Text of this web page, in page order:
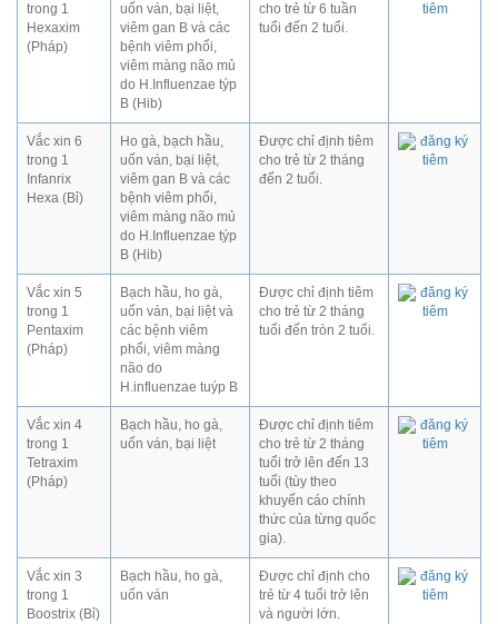
trong 1
Hexaxim
(Pháp)
uốn ván, bại liệt,
viêm gan B và các
bệnh viêm phổi,
viêm màng não mủ
do H.Influenzae týp
B (Hib)
cho trẻ từ 6 tuần
tuổi đến 2 tuổi.
Vắc xin 6
trong 1
Infanrix
Hexa (Bỉ)
Ho gà, bạch hầu,
uốn ván, bại liệt,
viêm gan B và các
bệnh viêm phổi,
viêm màng não mủ
do H.Influenzae týp
B (Hib)
Được chỉ định tiêm
cho trẻ từ 2 tháng
đến 2 tuổi.
Vắc xin 5
trong 1
Pentaxim
(Pháp)
Bạch hầu, ho gà,
uốn ván, bại liệt và
các bệnh viêm
phổi, viêm màng
não do
H.influenzae tuýp B
Được chỉ định tiêm
cho trẻ từ 2 tháng
tuổi đến tròn 2 tuổi.
Vắc xin 4
trong 1
Tetraxim
(Pháp)
Bạch hầu, ho gà,
uốn ván, bại liệt
Được chỉ định tiêm
cho trẻ từ 2 tháng
tuổi trở lên đến 13
tuổi (tùy theo
khuyến cáo chính
thức của từng quốc
gia).
Vắc xin 3
trong 1
Boostrix (Bỉ)
Bạch hầu, ho gà,
uốn ván
Được chỉ định cho
trẻ từ 4 tuổi trở lên
và người lớn.